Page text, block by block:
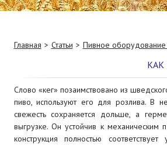
Главная Статьи Пивное оборудование
КАК
Слово «кег» позаимствовано из
пиво, используют его для розлива. В
свежесть сохраняется дольше, а
выгрузке. Он устойчив к
конструкция полностью